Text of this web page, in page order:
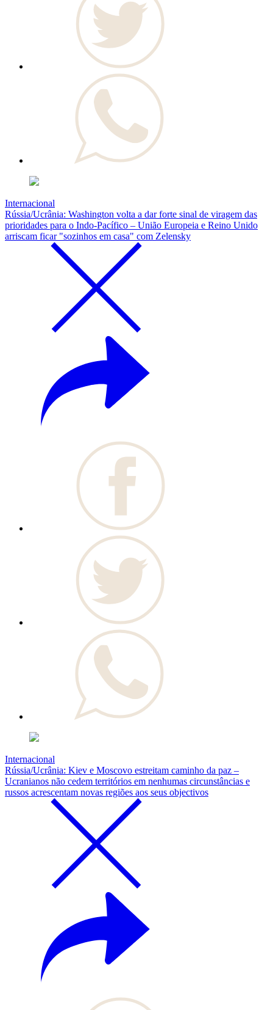
Internacional
Rússia/Ucrânia: Washington volta a dar forte sinal de viragem das
prioridades para o Indo-Pacífico – União Europeia e Reino Unido
arriscam ficar "sozinhos em casa" com Zelensky
Internacional
Rússia/Ucrânia: Kiev e Moscovo estreitam caminho da paz –
Ucranianos não cedem territórios em nenhumas circunstâncias e
russos acrescentam novas regiões aos seus objectivos